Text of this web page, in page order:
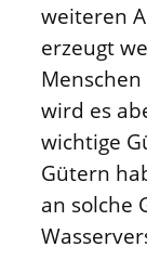
weiteren
erzeugt
wird es
wichtige
Gütern
an solche